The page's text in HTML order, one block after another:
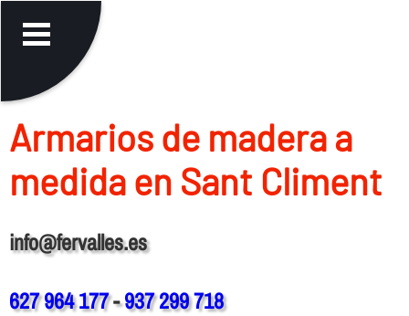
Armarios de madera a
medida en Sant Climent
info@fervalles.es
627 964 177-937 299 718